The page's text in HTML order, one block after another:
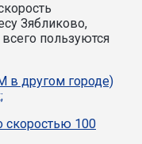
Зябликово,
пользуются
в другом городе)
100